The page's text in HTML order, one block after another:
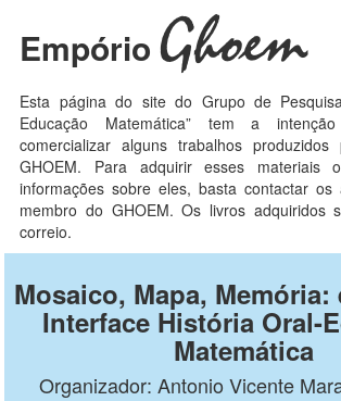
Empório Ghoem
Esta página do site do Grupo de
Educação Matemática” tem a
comercializar alguns trabalhos
GHOEM. Para adquirir esses materiais
informações sobre eles, basta contactar os
membro do GHOEM. Os livros adquiridos
correio.
Mosaico, Mapa,
Interface História Oral-
Matemática
Organizador: Antonio Vicente